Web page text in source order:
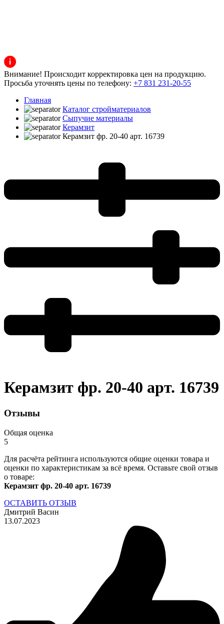
Внимание! Происходит корректировка цен на продукцию.
Просьба уточнять цены по телефону: +7 831 231-20-55
Главная
Каталог стройматериалов
Сыпучие материалы
Керамзит
Керамзит фр. 20-40 арт. 16739
Керамзит фр. 20-40 арт. 16739
Отзывы
Общая оценка
5
Для расчёта рейтинга используются общие оценки товара и
оценки по характеристикам за всё время. Оставьте свой отзыв
о товаре:
Керамзит фр. 20-40 арт. 16739
ОСТАВИТЬ ОТЗЫВ
Дмитрий Васин
13.07.2023